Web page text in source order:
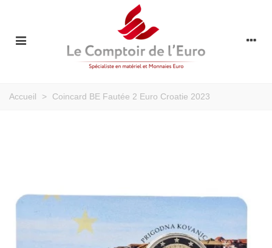
Accueil > Coincard BE Fautée 2 Euro Croatie 2023